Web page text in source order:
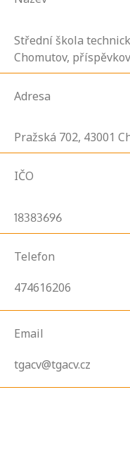
Střední škola
Chomutov,
Adresa
Pražská 702, 43001
IČO
18383696
Telefon
474616206
Email
tgacv@tgacv.cz